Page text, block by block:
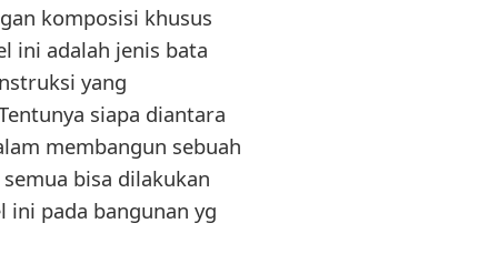
komposisi khusus
ini adalah jenis bata
yang
siapa diantara
membangun sebuah
bisa dilakukan
ini pada bangunan yg